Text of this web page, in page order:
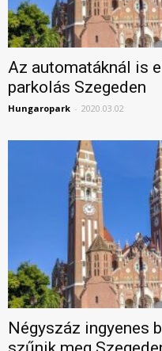
Az automatáknál is
parkolás Szegeden
Hungaropark - 2020.03.02
Négyszáz ingyenes